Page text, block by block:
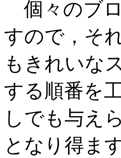
個々のブ
すので，そ
もきれいな
する順番を
しでも与え
となり得ま